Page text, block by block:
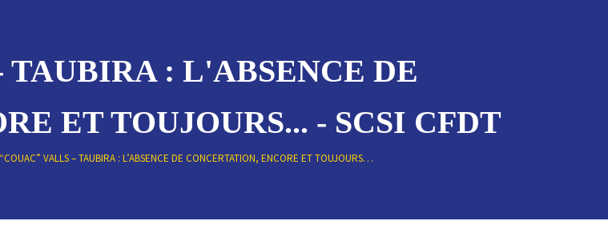
: L'ABSENCE DE
ET TOUJOURS... - SCSI CFDT
“COUAC” VALLS – TAUBIRA : L’ABSENCE DE CONCERTATION, ENCORE ET TOUJOURS…